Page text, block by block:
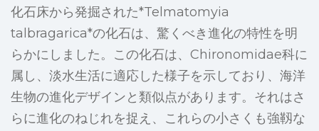
化石床から発掘された*Telmatomyia
talbragarica*の化石は、驚くべき進化の特性を明
らかにしました。この化石は、Chironomidae科に
属し、淡水生活に適応した様子を示しており、海洋
生物の進化デザインと類似点があります。それはさ
らに進化のねじれを捉え、これらの小さくも強靱な